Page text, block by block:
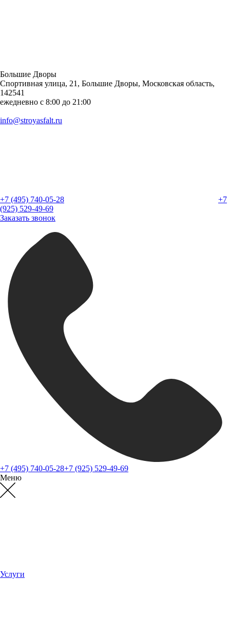
Большие Дворы
Спортивная улица, 21, Большие Дворы, Московская область,
142541
ежедневно с 8:00 до 21:00
info@stroyasfalt.ru
+7 (495) 740-05-28
+7
(925) 529-49-69
Заказать звонок
+7 (495) 740-05-28+7 (925) 529-49-69
Меню
Услуги